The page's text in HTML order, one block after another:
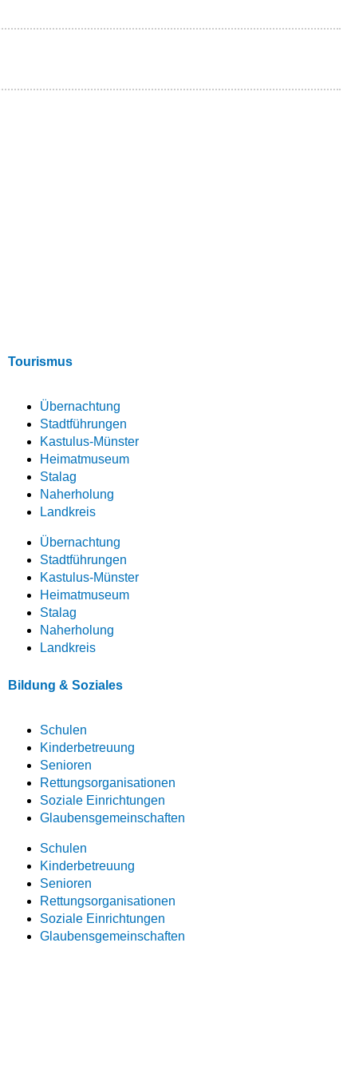
Tourismus
Übernachtung
Stadtführungen
Kastulus-Münster
Heimatmuseum
Stalag
Naherholung
Landkreis
Übernachtung
Stadtführungen
Kastulus-Münster
Heimatmuseum
Stalag
Naherholung
Landkreis
Bildung & Soziales
Schulen
Kinderbetreuung
Senioren
Rettungsorganisationen
Soziale Einrichtungen
Glaubensgemeinschaften
Schulen
Kinderbetreuung
Senioren
Rettungsorganisationen
Soziale Einrichtungen
Glaubensgemeinschaften